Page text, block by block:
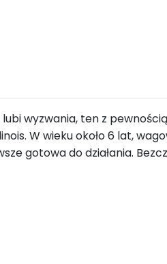
lubi wyzwania, ten z
W wieku około 6 lat,
gotowa do działania.